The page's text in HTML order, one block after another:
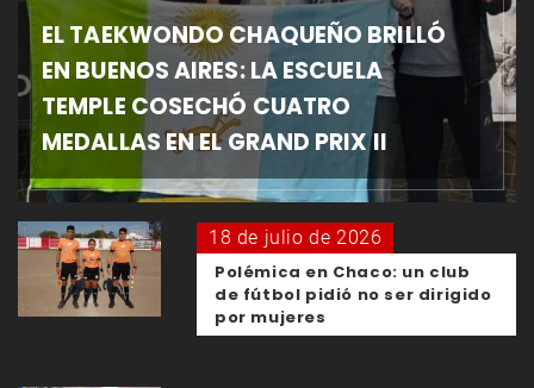
EL TAEKWONDO CHAQUEÑO BRILLÓ
EN BUENOS AIRES: LA ESCUELA
TEMPLE COSECHÓ CUATRO
MEDALLAS EN EL GRAND PRIX II
18 de julio de 2026
Polémica en Chaco: un club
de fútbol pidió no ser dirigido
por mujeres